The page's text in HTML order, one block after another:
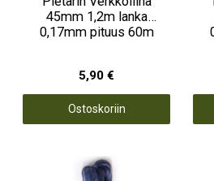
45mm 1,2m lanka
0,17mm pituus 60m
5,90 €
Ostoskoriin